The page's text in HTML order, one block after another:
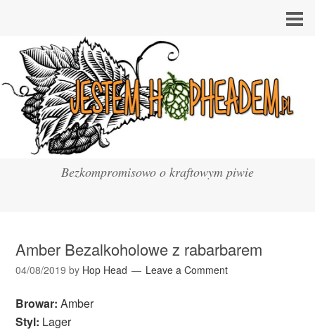
Bezkompromisowo o kraftowym piwie
Amber Bezalkoholowe z rabarbarem
04/08/2019 by Hop Head Leave a Comment
Browar: Amber
Styl: Lager